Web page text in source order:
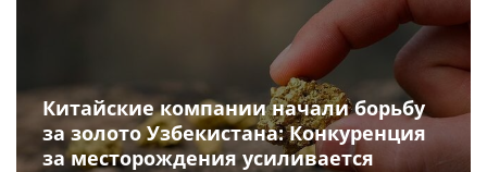
Китайские компании начали борьбу
за золото Узбекистана: Конкуренция
за месторождения усиливается